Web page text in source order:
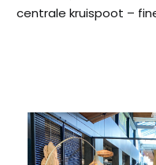
centrale kruispoot –